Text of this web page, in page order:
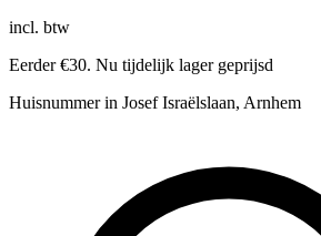
incl. btw
Eerder €30. Nu tijdelijk lager geprijsd
Huisnummer in Josef Israëlslaan, Arnhem